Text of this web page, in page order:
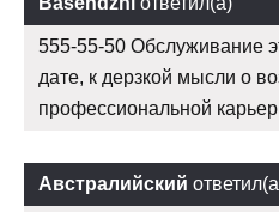
555-55-50 Обслуживание
дате, к дерзкой мысли о
профессиональной
Австралийский